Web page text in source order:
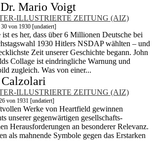
Mario Voigt
ILLUSTRIERTE ZEITUNG (AIZ)
von 1930 [undatiert]
ist es her, dass über 6 Millionen Deut­sche bei
1930 Hitlers NSDAP wählten – und
Zeit unserer Geschichte begann. John
Collage ist ein­dringliche Warnung und
zugleich. Was von einer...
ILLUSTRIERTE ZEITUNG (AIZ)
von 1931 [undatiert]
Werke von Heartfield gewinnen
unserer gegenwärtigen gesellschafts­
Herausforderungen an besonderer Relevanz.
als mahnende Symbole gegen das Erstarken